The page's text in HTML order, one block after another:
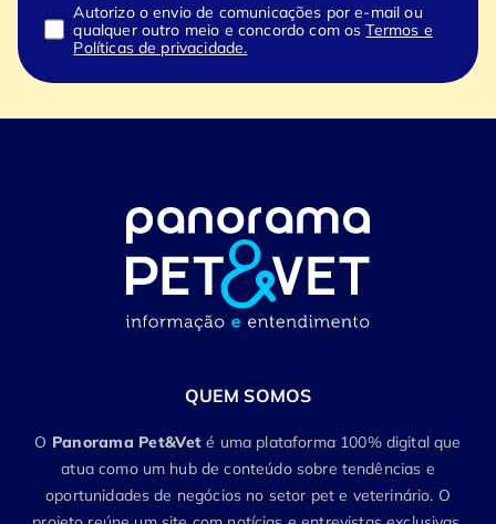
Autorizo o envio de comunicações por e-mail ou
qualquer outro meio e concordo com osTermos e
Políticas de privacidade.
QUEM SOMOS
O Panorama Pet&Vet é uma plataforma 100% digital que
atua como um hub de conteúdo sobre tendências e
oportunidades de negócios no setor pet e veterinário. O